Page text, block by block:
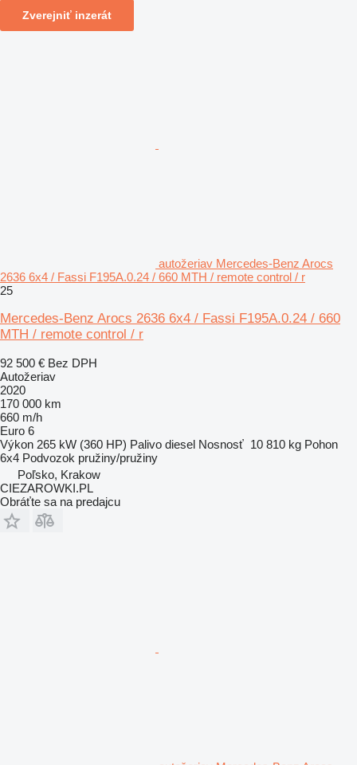
Zverejniť inzerát
autožeriav Mercedes-Benz Arocs
2636 6x4 / Fassi F195A.0.24 / 660 MTH / remote control / r
25
Mercedes-Benz Arocs 2636 6x4 / Fassi F195A.0.24 / 660
MTH / remote control / r
92 500 € Bez DPH
Autožeriav
2020
170 000 km
660 m/h
Euro 6
Výkon 265 kW (360 HP) Palivo diesel Nosnosť 10 810 kg Pohon
6x4 Podvozok pružiny/pružiny
Poľsko, Krakow
CIEZAROWKI.PL
Obráťte sa na predajcu